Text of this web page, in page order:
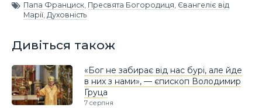
Папа Франциск, Пресвята Богородиця, Євангеліє від
Марії, Духовність
Дивіться також
«Бог не забирає від нас бурі, але йде
в них з нами», — єпископ Володимир
Груца
7 серпня